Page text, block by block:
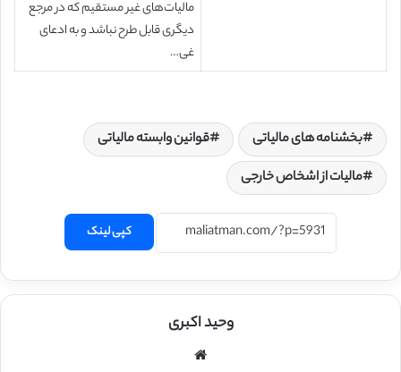
مالیات‌های غیر مستقیم که در مرجع
دیگری قابل طرح نباشد و به‌ ادعای
غی…
بخشنامه های مالیاتی
قوانین وابسته مالیاتی
مالیات از اشخاص خارجی
کپی لینک
وحید اکبری